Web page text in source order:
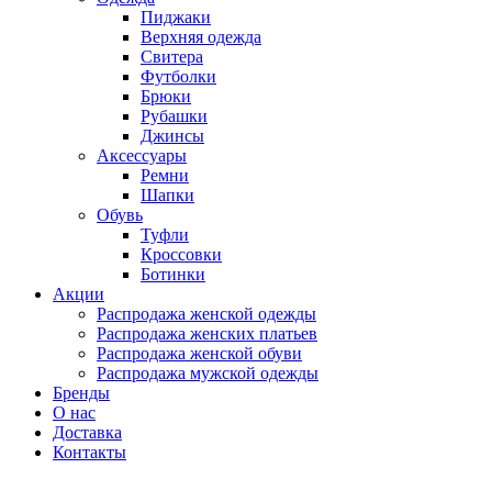
Пиджаки
Верхняя одежда
Свитера
Футболки
Брюки
Рубашки
Джинсы
Аксессуары
Ремни
Шапки
Обувь
Туфли
Кроссовки
Ботинки
Акции
Распродажа женской одежды
Распродажа женских платьев
Распродажа женской обуви
Распродажа мужской одежды
Бренды
О нас
Доставка
Контакты